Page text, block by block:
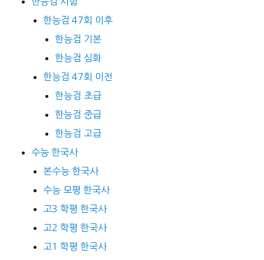
한능검 47회 이후
한능검 기본
한능검 심화
한능검 47회 이전
한능검 초급
한능검 중급
한능검 고급
수능 한국사
본수능 한국사
수능 모평 한국사
고3 학평 한국사
고2 학평 한국사
고1 학평 한국사